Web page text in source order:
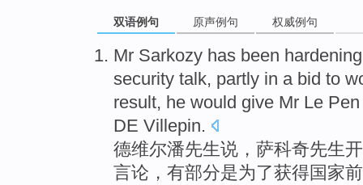
双语例句 原声例句 权威例句
Mr Sarkozy has been
security talk, partly in a bid to
result, he would give Mr Le
DE Villepin.
德维尔潘先生说 ，萨科奇先生
言论， 有部分是为了获得国家